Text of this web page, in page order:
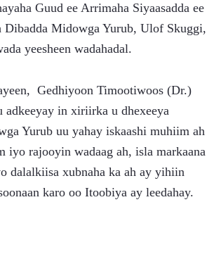
Guud ee Arrimaha Siyaasadda ee
Dibadda Midowga Yurub, Ulof Skuggi,
yeesheen wadahadal.
Gedhiyoon Timootiwoos (Dr.)
adkeeyay in xiriirka u dhexeeya
Yurub uu yahay iskaashi muhiim ah
iyo rajooyin wadaag ah, isla markaana
dalalkiisa xubnaha ka ah ay yihiin
karo oo Itoobiya ay leedahay.